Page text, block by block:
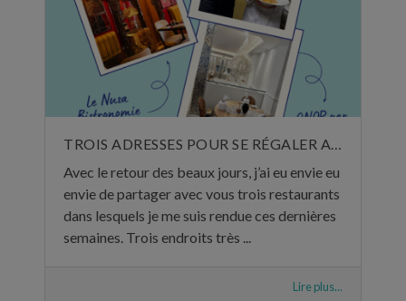
Avec le retour des beaux jours, j’ai eu envie eu
envie de partager avec vous trois restaurants
dans lesquels je me suis rendue ces dernières
semaines. Trois endroits très ...
Lire plus...